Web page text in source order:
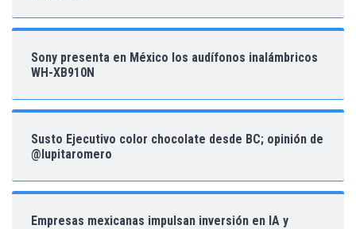
Sony presenta en México los audífonos inalámbricos
WH-XB910N
Susto Ejecutivo color chocolate desde BC; opinión de
@lupitaromero
Empresas mexicanas impulsan inversión en IA y